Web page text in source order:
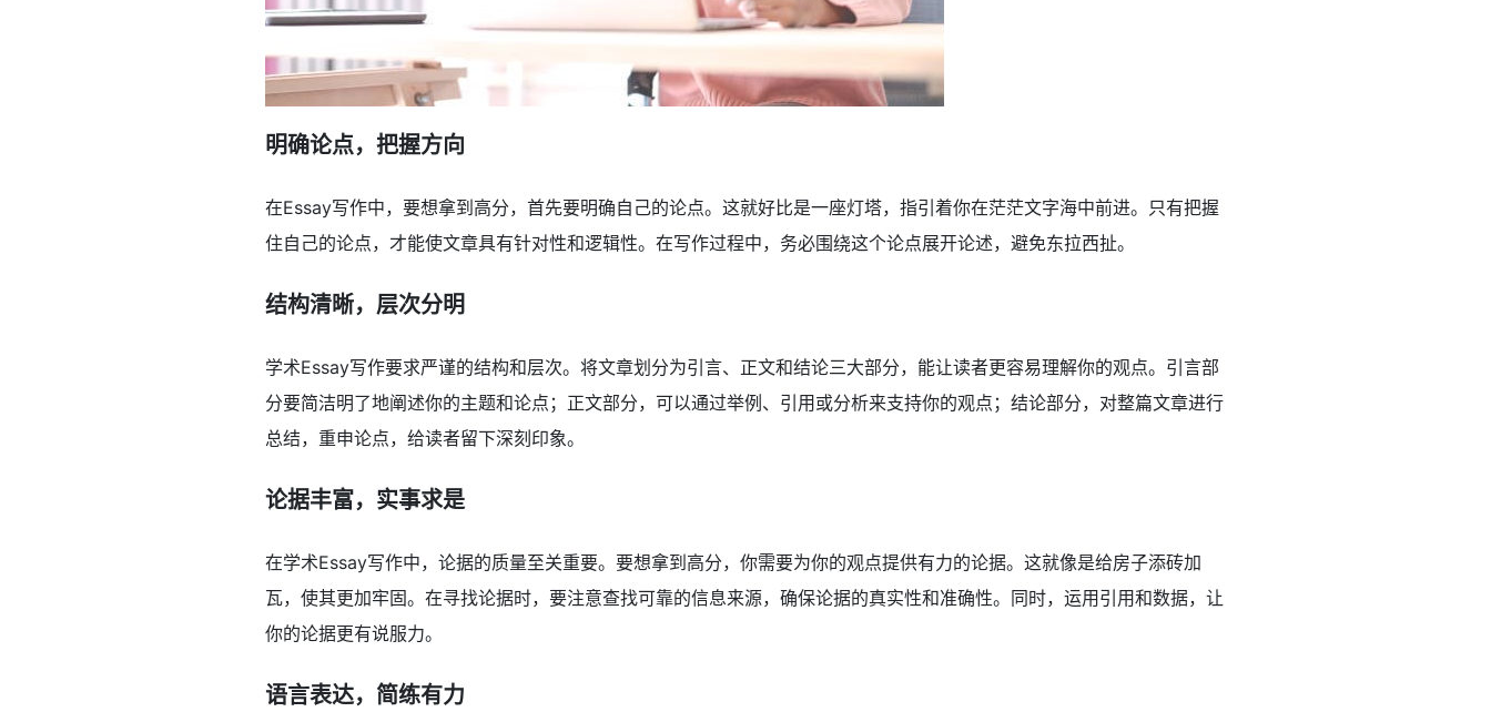
明确论点，把握方向
在Essay写作中，要想拿到高分，首先要明确自己的论点。这就好比是一座灯塔，指引着你在茫茫文字海中前进。只有把握
住自己的论点，才能使文章具有针对性和逻辑性。在写作过程中，务必围绕这个论点展开论述，避免东拉西扯。
结构清晰，层次分明
学术Essay写作要求严谨的结构和层次。将文章划分为引言、正文和结论三大部分，能让读者更容易理解你的观点。引言部
分要简洁明了地阐述你的主题和论点；正文部分，可以通过举例、引用或分析来支持你的观点；结论部分，对整篇文章进行
总结，重申论点，给读者留下深刻印象。
论据丰富，实事求是
在学术Essay写作中，论据的质量至关重要。要想拿到高分，你需要为你的观点提供有力的论据。这就像是给房子添砖加
瓦，使其更加牢固。在寻找论据时，要注意查找可靠的信息来源，确保论据的真实性和准确性。同时，运用引用和数据，让
你的论据更有说服力。
语言表达，简练有力